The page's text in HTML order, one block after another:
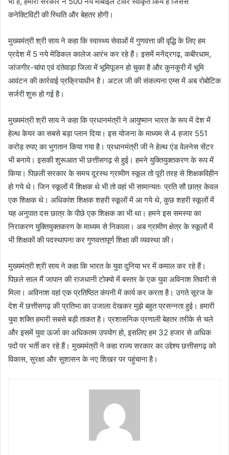
कनेक्टिविटी की स्थिति और बेहतर होगी।
मुख्यमंत्री श्री साय ने कहा कि स्वास्थ्य सेवाओं में गुणवत्ता की वृद्धि के लिए हम
प्रदेश में 5 नये मेडिकल कालेज आरंभ कर रहे हैं। इसमें मनेंद्रगढ़, कबीरधाम,
जांजगीर-चांपा एवं दंतेवाड़ा जिला में भूमिपूजन हो चुका है और कुनकुरी में भूमि
आवंटन की कार्रवाई प्रक्रियाधीन है। अटल जी की संकल्पना एम्स में अब रोबोटिक
सर्जरी शुरू हो गई है।
मुख्यमंत्री श्री साय ने कहा कि प्रधानमंत्री ने आयुष्मान भारत के रूप में देश में
हेल्थ केयर का सबसे बड़ा प्लान दिया। इस योजना के माध्यम से 4 हजार 551
करोड़ रुपए का भुगतान किया गया है। प्रधानमंत्री जी ने हेल्थ एंड वेलनेस सेंटर
भी बनाये। इसकी शुरूआत भी छत्तीसगढ़ से हुई। हमने युक्तियुक्तकरण के रूप में
किया। पिछली सरकार के समय दूरस्थ ग्रामीण स्कूल तो पूरी तरह से शिक्षकविहीन
हो गये थे। जिन स्कूलों में शिक्षक थे भी तो वहां भी सामान्यतः प्रति सौ छात्र केवल
एक शिक्षक थे। अधिकांश शिक्षक शहरी स्कूलों में आ गये थे, कुछ शहरी स्कूलों में
यह अनुपात दस छात्र के पीछे एक शिक्षक का भी था। हमने इस समस्या का
निराकरण युक्तियुक्तकरण के माध्यम से निकाला। अब ग्रामीण क्षेत्र के स्कूलों में
भी शिक्षकों की पदस्थापना कर गुणवत्तापूर्ण शिक्षा की व्यवस्था की।
मुख्यमंत्री श्री साय ने कहा कि भारत के युवा दुनिया भर में कमाल कर रहे हैं।
पिछले साल मैं जापान की राजधानी टोक्यो में बस्तर के एक युवा अविनाश तिवारी से
मिला। अविनाश वहां एक प्रतिष्ठित कंपनी में कार्य कर करता है। उगते सूरज के
देश में छत्तीसगढ़ की प्रतिभा का उजाला देखकर मुझे बहुत प्रसन्नता हुई। हमारी
युवा शक्ति हमारी सबसे बड़ी ताकत है। प्रशासनिक प्रणाली बेहतर तरीके से चले
और इसमें युवा ऊर्जा का अधिकतम उपयोग हो, इसलिए हम 32 हजार से अधिक
पदों पर भर्ती कर रहे हैं। मुख्यमंत्री ने कहा राज्य सरकार का उद्देश्य छत्तीसगढ़ को
विकास, सुरक्षा और सुशासन के नए शिखर पर पहुंचाना है।